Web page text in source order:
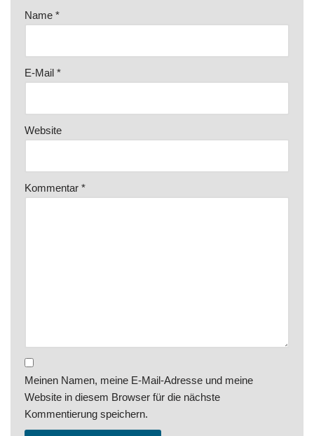
Name *
E-Mail *
Website
Kommentar *
Meinen Namen, meine E-Mail-Adresse und meine
Website in diesem Browser für die nächste
Kommentierung speichern.